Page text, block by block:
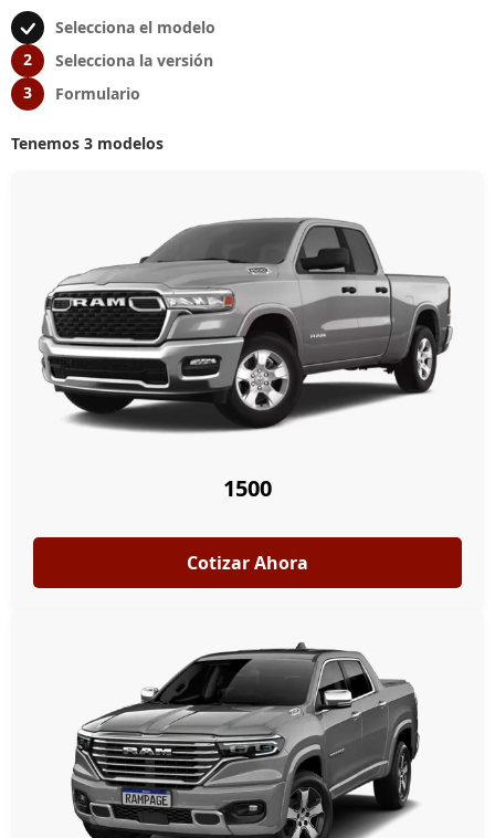
Selecciona el modelo
2
Selecciona la versión
3
Formulario
Tenemos 3 modelos
1500
Cotizar Ahora